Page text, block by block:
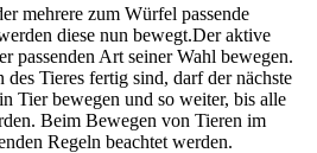
mehrere zum Würfel passende
diese nun bewegt.Der aktive
passenden Art seiner Wahl bewegen.
Tieres fertig sind, darf der nächste
Tier bewegen und so weiter, bis alle
Beim Bewegen von Tieren im
Regeln beachtet werden.